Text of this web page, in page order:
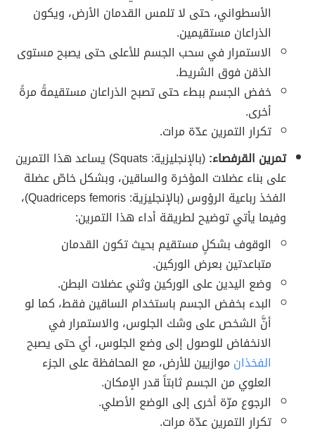
الأسطواني، حتى لا تلمس القدمان الأرض، ويكون
الذراعان مستقيمين.
الاستمرار في سحب الجسم للأعلى حتى يصبح مستوى
الذقن فوق الشريط.
خفض الجسم ببطء حتى تصبح الذراعان مستقيمةً مرةً
أخرى.
تكرار التمرين عدّة مرات.
تمرين القرفصاء:
(بالإنجليزية: Squats) يساعد هذا التمرين
على بناء عضلات المؤخرة والساقين، وبشكل خاصّ عضلة
الفخذ رباعية الرؤوس (بالإنجليزية: Quadriceps femoris)،
وفيما يأتي توضيح لطريقة أداء هذا التمرين:
الوقوف بشكلٍ مستقيم بحيث تكون القدمان
متباعدتين بعرض الوركين.
وضع اليدين على الوركين وثني عضلات البطن.
البدء بخفض الجسم باستخدام الساقين فقط، كما لو
أنَّ الشخص على وشك الجلوس، والاستمرار في
الانخفاض للوصول إلى وضع الجلوس، أي حتى يصبح
الفخذان موازيين للأرض، مع المحافظة على الجزء
العلوي من الجسم ثابتاً قدر الإمكان.
الرجوع مرّة أخرى إلى الوضع الأصلي.
تكرار التمرين عدّة مرات.